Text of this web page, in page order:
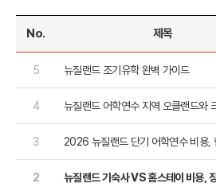
No. 제목
5 뉴질랜드 조기유학 완벽 가이드
4
뉴질랜드 어학연수 지역 오클랜드와
3
2026 뉴질랜드 단기 어학연수 비용,
2 뉴질랜드 기숙사 VS 홈스테이 비용,